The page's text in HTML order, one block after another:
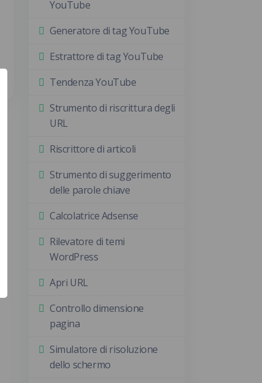
YouTube
Generatore di tag YouTube
Estrattore di tag YouTube
Tendenza YouTube
Strumento di riscrittura degli
URL
Riscrittore di articoli
Strumento di suggerimento
delle parole chiave
Calcolatrice Adsense
Rilevatore di temi
WordPress
Apri URL
Controllo dimensione
pagina
Simulatore di risoluzione
dello schermo